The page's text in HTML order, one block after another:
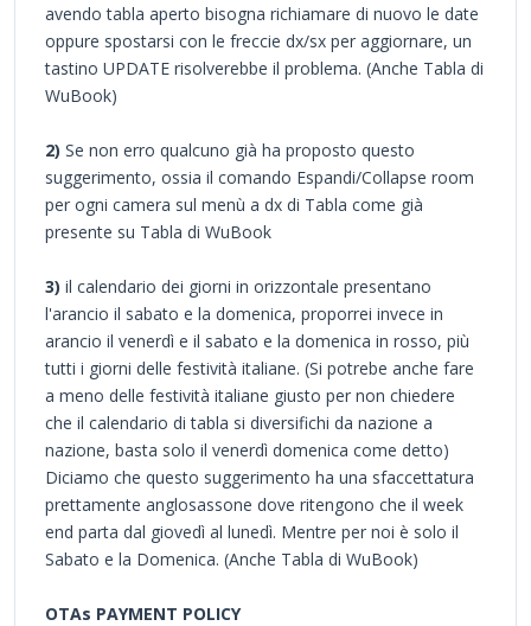
avendo tabla aperto bisogna richiamare di nuovo le date
oppure spostarsi con le freccie dx/sx per aggiornare, un
tastino UPDATE risolverebbe il problema. (Anche Tabla di
WuBook)
2) Se non erro qualcuno già ha proposto questo
suggerimento, ossia il comando Espandi/Collapse room
per ogni camera sul menù a dx di Tabla come già
presente su Tabla di WuBook
3) il calendario dei giorni in orizzontale presentano
l'arancio il sabato e la domenica, proporrei invece in
arancio il venerdì e il sabato e la domenica in rosso, più
tutti i giorni delle festività italiane. (Si potrebe anche fare
a meno delle festività italiane giusto per non chiedere
che il calendario di tabla si diversifichi da nazione a
nazione, basta solo il venerdì domenica come detto)
Diciamo che questo suggerimento ha una sfaccettatura
prettamente anglosassone dove ritengono che il week
end parta dal giovedì al lunedì. Mentre per noi è solo il
Sabato e la Domenica. (Anche Tabla di WuBook)
OTAs PAYMENT POLICY